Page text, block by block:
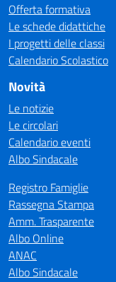
Offerta formativa
Le schede didattiche
I progetti delle classi
Calendario Scolastico
Novità
Le notizie
Le circolari
Calendario eventi
Albo Sindacale
Registro Famiglie
Rassegna Stampa
Amm. Trasparente
Albo Online
ANAC
Albo Sindacale